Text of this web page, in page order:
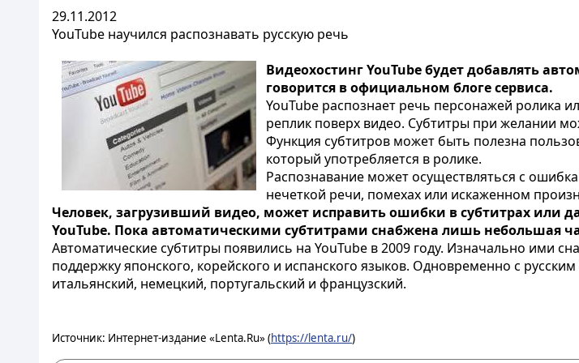
29.11.2012
YouTube научился распознавать русскую речь
Видеохостинг YouTube будет добавлять
говорится в официальном блоге сервиса.
YouTube распознает речь персонажей ролика
реплик поверх видео. Субтитры при желании
Функция субтитров может быть полезна
который употребляется в ролике.
Распознавание может осуществляться с
нечеткой речи, помехах или искаженном
Человек, загрузивший видео, может исправить ошибки в субтитрах или
YouTube. Пока автоматическими субтитрами снабжена лишь небольшая
Автоматические субтитры появились на YouTube в 2009 году. Изначально ими
поддержку японского, корейского и испанского языков. Одновременно с
итальянский, немецкий, португальский и французский.
Источник: Интернет-издание «Lenta.Ru» (https://lenta.ru/)